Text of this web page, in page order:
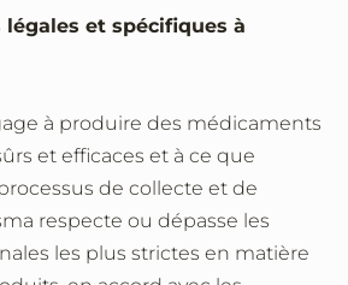
et spécifiques à
à produire des médicaments
et efficaces et à ce que
de collecte et de
respecte ou dépasse les
les plus strictes en matière